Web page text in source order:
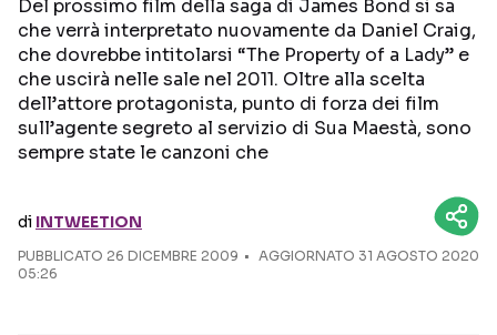
Seguici sui social
Del prossimo film della saga di James Bond si sa
che verrà interpretato nuovamente da Daniel Craig,
che dovrebbe intitolarsi “The Property of a Lady” e
che uscirà nelle sale nel 2011. Oltre alla scelta
dell’attore protagonista, punto di forza dei film
sull’agente segreto al servizio di Sua Maestà, sono
sempre state le canzoni che
di INTWEETION
PUBBLICATO 26 DICEMBRE 2009
AGGIORNATO 31 AGOSTO 2020
05:26